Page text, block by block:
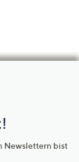
Newslettern bist